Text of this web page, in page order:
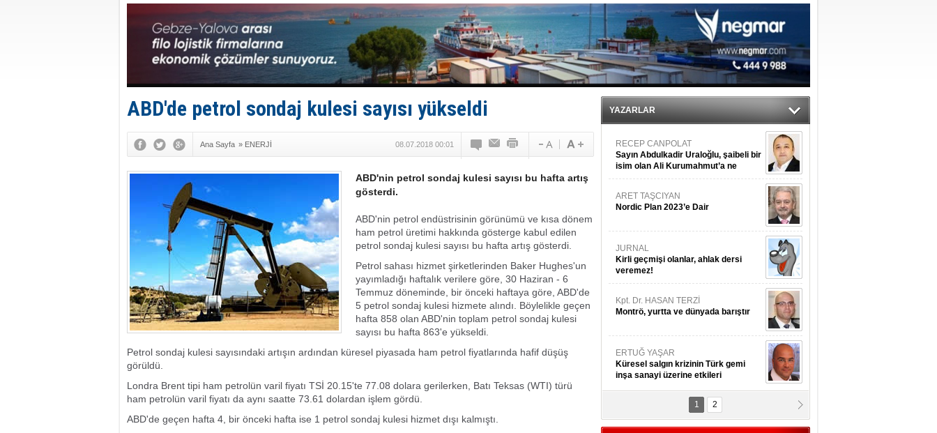
DÖDER, 28. Dönem Yönetim Kurulu Başkanını seçti!
Fairline, Türkiye’de ‘SoleMarin’i seçti
Baltık Denizi'nde tarih yazıldı!
Runit kubbesi okyanusun derinliklerinde halkı tehdit ediyor
Limana dadandılar, 10 tekneyi soydular!
Türk Loydu’na Süveyş tonaj yetkisi
Hüseyin Mengi: “Yapay Zekâ, Ustanın yerini alamaz”
Hat-San Tersanesi’nden yüzer havuza omurga: NB26
Med Marine’e yeni Römorkör!
ABD'de petrol sondaj kulesi sayısı yükseldi
Ana Sayfa » ENERJİ 08.07.2018 00:01
ABD'nin petrol sondaj kulesi sayısı bu hafta artış
gösterdi.
ABD'nin petrol endüstrisinin görünümü ve kısa dönem
ham petrol üretimi hakkında gösterge kabul edilen
petrol sondaj kulesi sayısı bu hafta artış gösterdi.
Petrol sahası hizmet şirketlerinden Baker Hughes'un
yayımladığı haftalık verilere göre, 30 Haziran - 6
Temmuz döneminde, bir önceki haftaya göre, ABD'de
5 petrol sondaj kulesi hizmete alındı. Böylelikle geçen
hafta 858 olan ABD'nin toplam petrol sondaj kulesi
sayısı bu hafta 863'e yükseldi.
Petrol sondaj kulesi sayısındaki artışın ardından küresel piyasada ham petrol fiyatlarında hafif düşüş
görüldü.
Londra Brent tipi ham petrolün varil fiyatı TSİ 20.15'te 77.08 dolara gerilerken, Batı Teksas (WTI) türü
ham petrolün varil fiyatı da aynı saatte 73.61 dolardan işlem gördü.
ABD'de geçen hafta 4, bir önceki hafta ise 1 petrol sondaj kulesi hizmet dışı kalmıştı.
YAZARLAR
RECEP CANPOLAT
Sayın Abdulkadir Uraloğlu, şaibeli bir
isim olan Ali Kurumahmut’a ne
danışıyorsunuz?
ARET TAŞCIYAN
Nordic Plan 2023’e Dair
JURNAL
Kirli geçmişi olanlar, ahlak dersi
veremez!
Kpt. Dr. HASAN TERZİ
Montrö, yurtta ve dünyada barıştır
ERTUĞ YAŞAR
Küresel salgın krizinin Türk gemi
inşa sanayi üzerine etkileri
Kpt. MESUT AZMİ GÖKSOY
ithafen...
1 2